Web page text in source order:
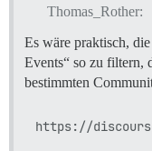
Thomas_Rother:
Es wäre praktisch,
Events“ so zu filtern,
bestimmten